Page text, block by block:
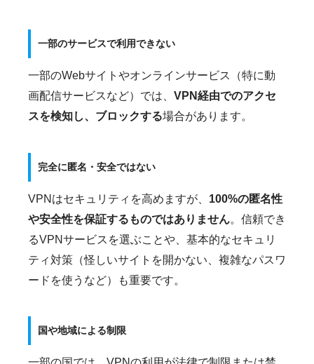
一部のサービスで利用できない
一部のWebサイトやオンラインサービス（特に動
画配信サービスなど）では、 VPN経由でのアクセ
スを検知し、ブロックする場合があります。
完全に匿名・安全ではない
VPNはセキュリティを高めますが、 100%の匿名性
や安全性を保証するものではありません。信頼でき
るVPNサービスを選ぶことや、基本的なセキュリ
ティ対策（怪しいサイトを開かない、複雑なパスワ
ードを使うなど）も重要です。
国や地域による制限